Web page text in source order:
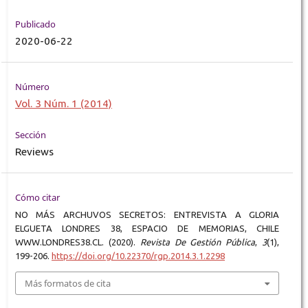
Publicado
2020-06-22
Número
Vol. 3 Núm. 1 (2014)
Sección
Reviews
Cómo citar
NO MÁS ARCHUVOS SECRETOS: ENTREVISTA A GLORIA
ELGUETA LONDRES 38, ESPACIO DE MEMORIAS, CHILE
WWW.LONDRES38.CL. (2020). Revista De Gestión Pública, 3(1),
199-206. https://doi.org/10.22370/rgp.2014.3.1.2298
Más formatos de cita